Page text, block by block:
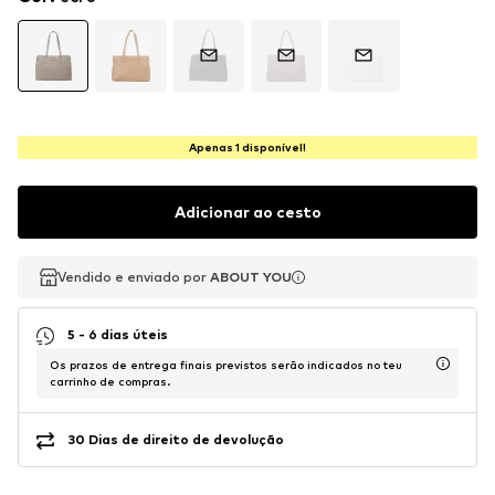
Apenas 1 disponível!
Adicionar ao cesto
Vendido e enviado por ABOUT YOU
Vendido e enviado por ABOUT YOU
5 - 6 dias úteis
Os prazos de entrega finais previstos serão indicados no teu
carrinho de compras.
30 Dias de direito de devolução